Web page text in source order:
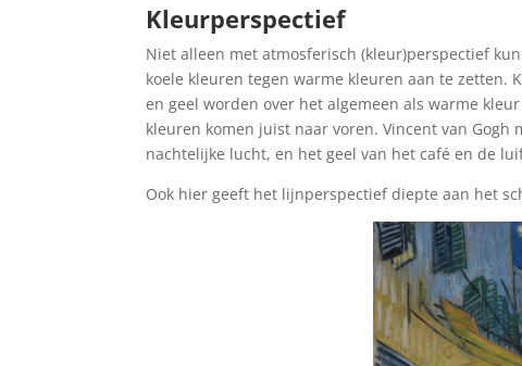
Kleurperspectief
Niet alleen met atmosferisch (kleur)perspectief
koele kleuren tegen warme kleuren aan te zetten.
en geel worden over het algemeen als warme
kleuren komen juist naar voren. Vincent van
nachtelijke lucht, en het geel van het café en de
Ook hier geeft het lijnperspectief diepte aan het